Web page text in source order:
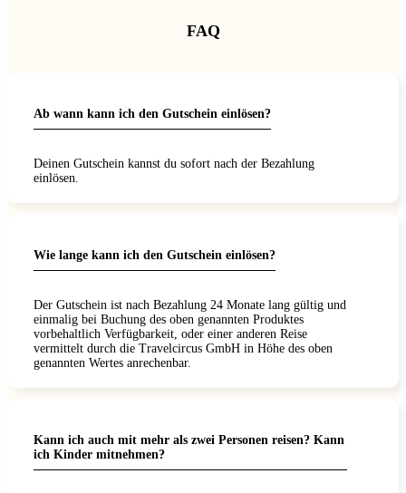
freue
auf die
ein
Herz
FAQ
Ab wann kann ich den Gutschein einlösen?
Deinen Gutschein kannst du sofort nach der Bezahlung
einlösen.
Wie lange kann ich den Gutschein einlösen?
Der Gutschein ist nach Bezahlung 24 Monate lang gültig und
einmalig bei Buchung des oben genannten Produktes
vorbehaltlich Verfügbarkeit, oder einer anderen Reise
vermittelt durch die Travelcircus GmbH in Höhe des oben
genannten Wertes anrechenbar.
Kann ich auch mit mehr als zwei Personen reisen? Kann
ich Kinder mitnehmen?